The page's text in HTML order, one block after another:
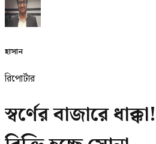
হাসান
রিপোর্টার
স্বর্ণের বাজারে